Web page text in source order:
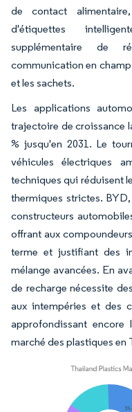
de contact
d'étiquettes
supplémentaire de
communication en
et les sachets.
Les applications
trajectoire de croissance
% jusqu'en 2031. Le
véhicules électriques
techniques qui réduisent
thermiques strictes.
constructeurs
offrant aux
terme et justifiant des
mélange avancées. En
de recharge nécessite
aux intempéries et des
approfondissant
marché des plastiques en